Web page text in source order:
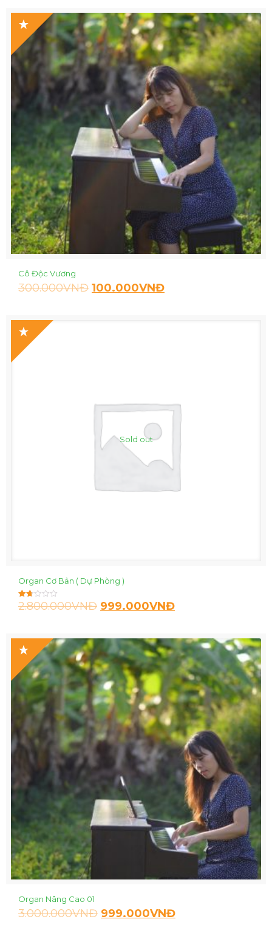
Cô Độc Vương
300.000VNĐ 100.000VNĐ
Sold out
Organ Cơ Bản ( Dự Phòng )
Được
xếp
sao
2.800.000VNĐ 999.000VNĐ
Organ Nâng Cao 01
3.000.000VNĐ 999.000VNĐ